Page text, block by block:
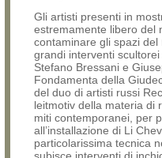
Gli artisti presenti in
estremamente libero del
contaminare gli spazi del
grandi interventi scultorei
Stefano Bressani e
Fondamenta della
del duo di artisti russi
leitmotiv della materia di
miti contemporanei, per
all’installazione di Li
particolarissima tecnica